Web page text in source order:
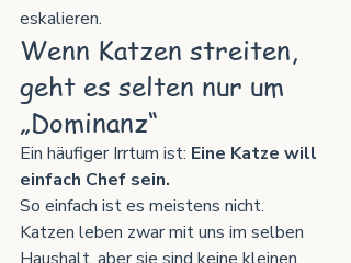
eskalieren.
Wenn Katzen streiten,
geht es selten nur um
„Dominanz“
Ein häufiger Irrtum ist: Eine Katze will
einfach Chef sein.
So einfach ist es meistens nicht.
Katzen leben zwar mit uns im selben